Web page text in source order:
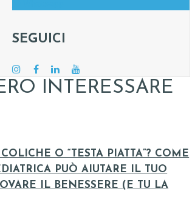
SEGUICI
INTERESSARE
O “TESTA PIATTA”? COME
PUÒ AIUTARE IL TUO
IL BENESSERE (E TU LA